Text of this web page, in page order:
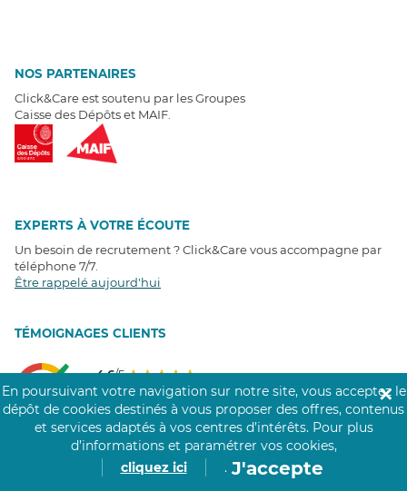
NOS PARTENAIRES
Click&Care est soutenu par les Groupes
Caisse des Dépôts et MAIF.
EXPERTS À VOTRE ÉCOUTE
Un besoin de recrutement ? Click&Care vous accompagne par
téléphone 7/7
Être rappelé aujourd'hui
TÉMOIGNAGES CLIENTS
4,6/5
Avis clientsrécoltés sur
Google
En poursuivant votre navigation sur notre site, vous acceptez le
dépôt de cookies destinés à vous proposer des offres, contenus
et services adaptés à vos centres d’intérêts. Pour plus
d’informations et paramétrer vos cookies,
cliquez ici
. J'accepte
✕